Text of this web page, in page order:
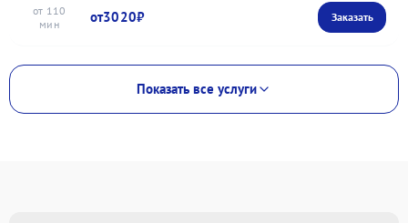
110
3020
Показать все услуги